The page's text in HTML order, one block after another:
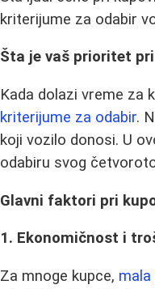
kriterijume za odabir
Šta je vaš prioritet
Kada dolazi vreme za
kriterijume za odabir.
koji vozilo donosi. U
odabiru svog
Glavni faktori pri
1. Ekonomičnost i
Za mnoge kupce,